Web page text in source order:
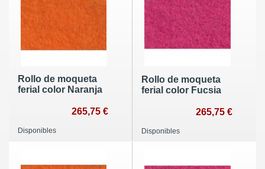
Rollo de moqueta
ferial color Naranja
265,75 €
Disponibles
Rollo de moqueta
ferial color Fucsia
265,75 €
Disponibles